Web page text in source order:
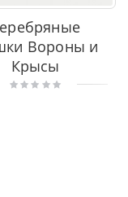
Вороны и
Крысы